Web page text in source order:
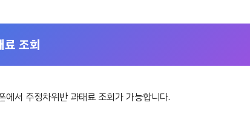
료 조회
서 주정차위반 과태료 조회가 가능합니다.